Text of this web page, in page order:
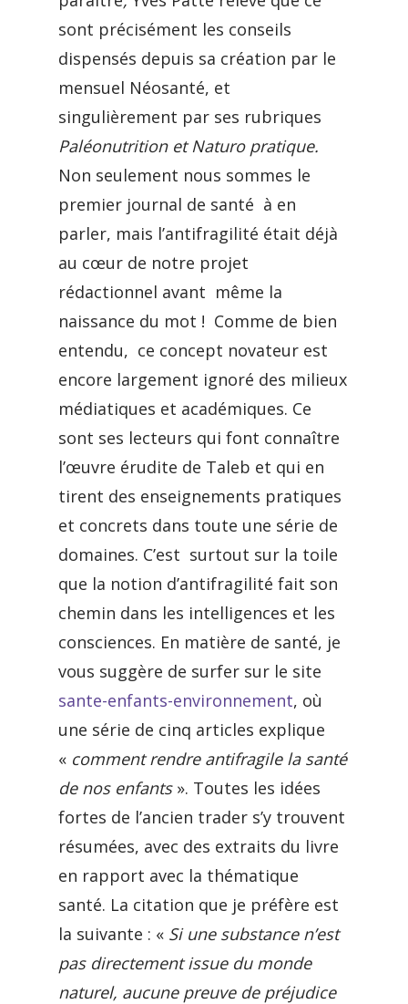
sont précisément les conseils
dispensés depuis sa création par le
mensuel Néosanté, et
singulièrement par ses rubriques
Paléonutrition et Naturo pratique.
Non seulement nous sommes le
premier journal de santé à en
parler, mais l’antifragilité était déjà
au cœur de notre projet
rédactionnel avant même la
naissance du mot ! Comme de bien
entendu, ce concept novateur est
encore largement ignoré des milieux
médiatiques et académiques. Ce
sont ses lecteurs qui font connaître
l’œuvre érudite de Taleb et qui en
tirent des enseignements pratiques
et concrets dans toute une série de
domaines. C’est surtout sur la toile
que la notion d’antifragilité fait son
chemin dans les intelligences et les
consciences. En matière de santé, je
vous suggère de surfer sur le site
sante-enfants-environnement, où
une série de cinq articles explique
« comment rendre antifragile la santé
de nos enfants ». Toutes les idées
fortes de l’ancien trader s’y trouvent
résumées, avec des extraits du livre
en rapport avec la thématique
santé. La citation que je préfère est
la suivante : « Si une substance n’est
pas directement issue du monde
naturel, aucune preuve de préjudice